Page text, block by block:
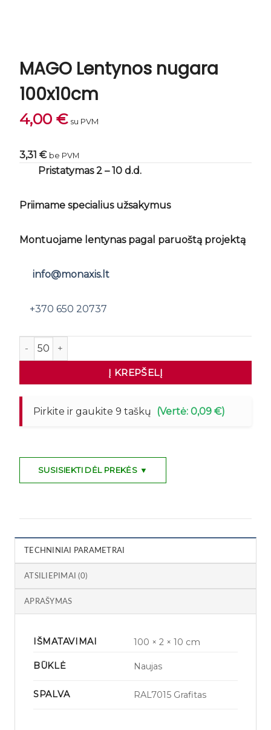
MAGO Lentynos nugara
100x10cm
4,00 € su PVM
3,31 € be PVM
Pristatymas 2 – 10 d.d.
Priimame specialius užsakymus
Montuojame lentynas pagal paruoštą projektą
info@monaxis.lt
+370 650 20737
produkto kiekis: MAGO Lentynos nugara 100x10cm
Į KREPŠELĮ
Pirkite ir gaukite 9 taškų (Vertė: 0,09 €)
SUSISIEKTI DĖL PREKĖS ▼
TECHNINIAI PARAMETRAI
ATSILIEPIMAI (0)
APRAŠYMAS
IŠMATAVIMAI 100 × 2 × 10 cm
BŪKLĖ Naujas
SPALVA RAL7015 Grafitas